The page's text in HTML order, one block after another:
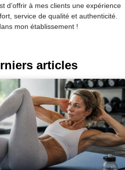
d’offrir à mes clients une expérience
service de qualité et authenticité.
mon établissement !
articles